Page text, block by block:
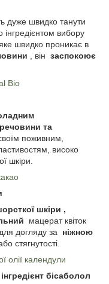
дуже швидко танути
інгредієнтом вибору
швидко проникає в
, він заспокоює
Bio
та
поживним,
високо
шкіри.
шкіри ,
мацерат квіток
догляду за ніжною
стягнутості.
олії календули
бісаболол